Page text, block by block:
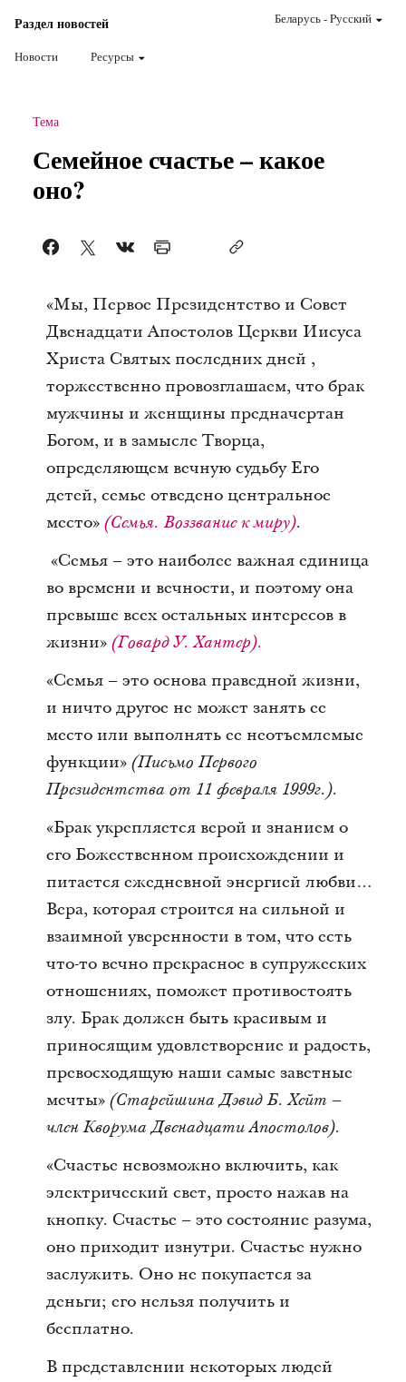
Раздел новостей
Новости Ресурсы
Беларусь-Pусский
Тема
Семейное счастье – какое
оно?
«Мы, Первое Президентство и Совет
Двенадцати Апостолов Церкви Иисуса
Христа Святых последних дней ,
торжественно провозглашаем, что брак
мужчины и женщины предначертан
Богом, и в замысле Творца,
определяющем вечную судьбу Его
детей, семье отведено центральное
место» (Семья. Воззвание к миру).
«Семья – это наиболее важная единица
во времени и вечности, и поэтому она
превыше всех остальных интересов в
жизни» (Говард У. Хантер).
«Семья – это основа праведной жизни,
и ничто другое не может занять ее
место или выполнять ее неотъемлемые
функции» (Письмо Первого
Президентства от 11 февраля 1999г.).
«Брак укрепляется верой и знанием о
его Божественном происхождении и
питается ежедневной энергией любви…
Вера, которая строится на сильной и
взаимной уверенности в том, что есть
что-то вечно прекрасное в супружеских
отношениях, поможет противостоять
злу. Брак должен быть красивым и
приносящим удовлетворение и радость,
превосходящую наши самые заветные
мечты» (Старейшина Дэвид Б. Хейт –
член Кворума Двенадцати Апостолов).
«Счастье невозможно включить, как
электрический свет, просто нажав на
кнопку. Счастье – это состояние разума,
оно приходит изнутри. Счастье нужно
заслужить. Оно не покупается за
деньги; его нельзя получить и
бесплатно.
В представлении некоторых людей